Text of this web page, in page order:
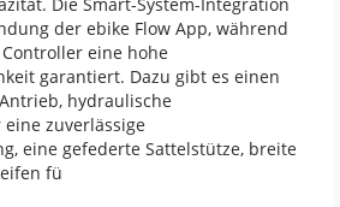
der ebike Flow App, während
eine hohe
garantiert. Dazu gibt es einen
hydraulische
zuverlässige
eine gefederte Sattelstütze, breite
fü